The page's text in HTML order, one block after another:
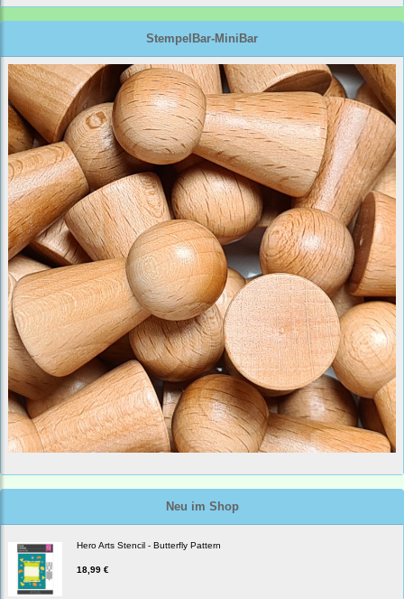
StempelBar-MiniBar
Neu im Shop
Hero Arts Stencil - Butterfly Pattern
18,99 €